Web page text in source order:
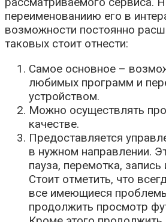
переименованиию его в
возможности постоянно
таковых стоит отнести:
Самое основное –
любимых программ и
устройством.
Можно осуществлять
качестве.
Предоставляется
в нужном направлении.
пауза, перемотка, запись
Стоит отметить, что
все имеющиеся
продолжить просмотр